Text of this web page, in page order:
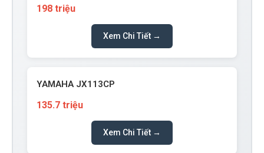
198 triệu
Xem Chi Tiết →
YAMAHA JX113CP
135.7 triệu
Xem Chi Tiết →